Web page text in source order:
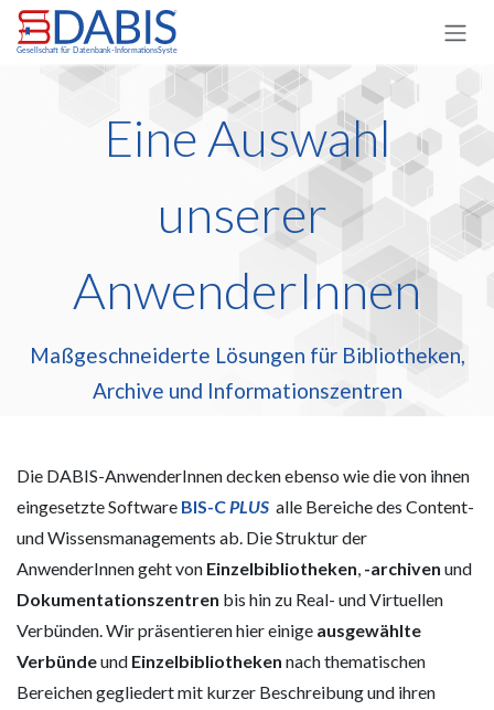
Zum Inhalt springen
Eine Auswahl
unserer
AnwenderInnen
Maßgeschneiderte Lösungen für Bibliotheken,
Archive und Informationszentren
Die DABIS-AnwenderInnen decken ebenso wie die von ihnen
eingesetzte Software BIS-CPLUS alle Bereiche des Content-
und Wissensmanagements ab. Die Struktur der
AnwenderInnen geht von Einzelbibliotheken, -archiven und
Dokumentationszentren bis hin zu Real- und Virtuellen
Verbünden. Wir präsentieren hier einige ausgewählte
Verbündeund Einzelbibliotheken nach thematischen
Bereichen gegliedert mit kurzer Beschreibung und ihren